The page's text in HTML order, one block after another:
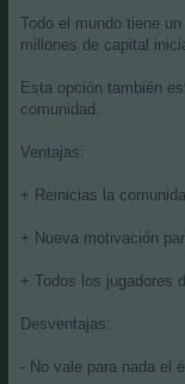
Todo el mundo tiene
millones de capital
Esta opción también
comunidad.
Ventajas:
+ Reinicias la
+ Nueva motivación
+ Todos los jugadores
Desventajas:
- No vale para nada el